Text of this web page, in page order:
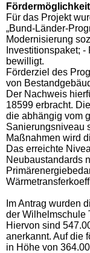
Für das Projekt
„Bund-Länder-
Modernisierung
Investitionspaket;
bewilligt.
Förderziel des
von
Der Nachweis
18599 erbracht.
die abhängig vom
Sanierungsniveau
Maßnahmen wird
Das erreichte
Neubaustandards
Im Antrag wurden
der Wilhelmschule
Hiervon sind
anerkannt. Auf die
in Höhe von